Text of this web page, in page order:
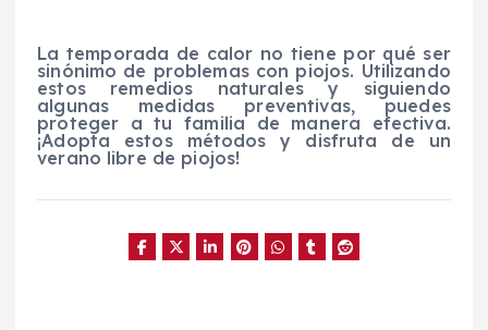
La temporada de calor no tiene por qué ser
sinónimo de problemas con piojos. Utilizando
estos remedios naturales y siguiendo
algunas medidas preventivas, puedes
proteger a tu familia de manera efectiva.
¡Adopta estos métodos y disfruta de un
verano libre de piojos!